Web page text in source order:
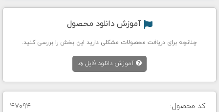
آموزش دانلود محصول
چنانچه برای دریافت محصولات مشکلی دارید این بخش را بررسی کنید.
آموزش دانلود فایل ها
کد محصول: 47094